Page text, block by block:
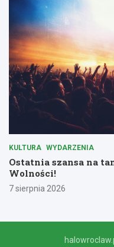
KULTURA WYDARZENIA
Ostatnia szansa na
Wolności!
7 sierpnia 2026